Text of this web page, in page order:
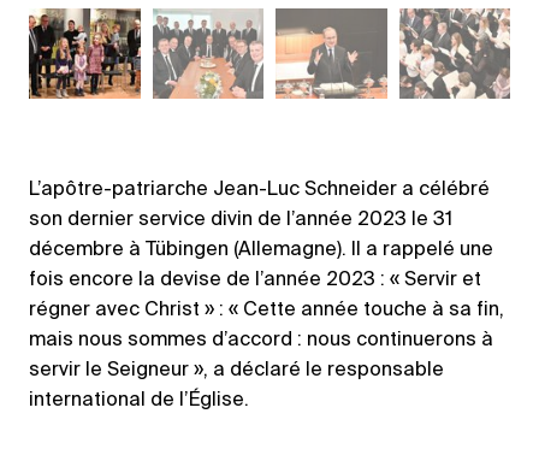
L’apôtre-patriarche Jean-Luc Schneider a célébré
son dernier service divin de l’année 2023 le 31
décembre à Tübingen (Allemagne). Il a rappelé une
fois encore la devise de l’année 2023 : « Servir et
régner avec Christ » : « Cette année touche à sa fin,
mais nous sommes d’accord : nous continuerons à
servir le Seigneur », a déclaré le responsable
international de l’Église.